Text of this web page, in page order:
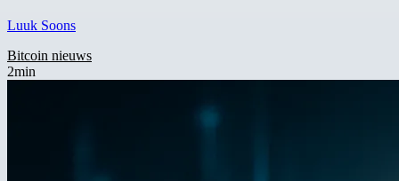
Luuk Soons
Bitcoin nieuws
2min